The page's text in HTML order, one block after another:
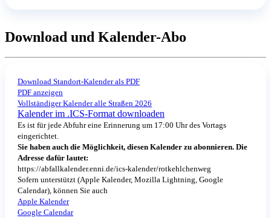
Download und Kalender-Abo
Download Standort-Kalender als PDF
PDF anzeigen
Vollständiger Kalender alle Straßen 2026
Kalender im .ICS-Format downloaden
Es ist für jede Abfuhr eine Erinnerung um 17:00 Uhr des Vortags
eingerichtet.
Sie haben auch die Möglichkeit, diesen Kalender zu abonnieren. Die
Adresse dafür lautet:
https://abfallkalender.enni.de/ics-kalender/rotkehlchenweg
Sofern unterstützt (Apple Kalender, Mozilla Lightning, Google
Calendar), können Sie auch
Apple Kalender
Google Calendar